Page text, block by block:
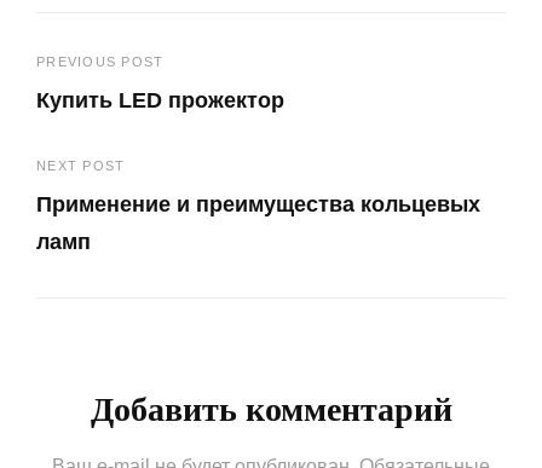
Навигация
по
записям
PREVIOUS POST
Купить LED прожектор
Post
NEXT POST
Применение и преимущества кольцевых
ламп
Добавить комментарий